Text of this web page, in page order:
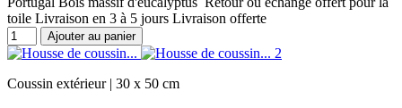
toile Livraison en 3 à 5 jours Livraison offerte
Ajouter au panier
Coussin extérieur | 30 x 50 cm